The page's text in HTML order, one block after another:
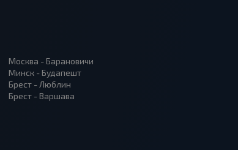
Москва - Барановичи
Минск - Будапешт
Брест - Люблин
Брест - Варшава